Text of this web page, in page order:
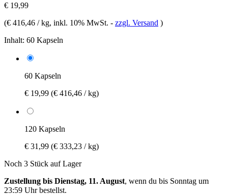
€ 19,99
(€ 416,46 / kg, inkl. 10% MwSt. - zzgl. Versand )
Inhalt: 60 Kapseln
60 Kapseln
€ 19,99 (€ 416,46 / kg)
120 Kapseln
€ 31,99 (€ 333,23 / kg)
Noch 3 Stück auf Lager
Zustellung bis Dienstag, 11. August, wenn du bis Sonntag um
23:59 Uhrbestellst.